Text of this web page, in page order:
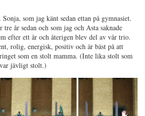
som jag känt sedan ettan på gymnasiet.
år sedan och som jag och Asta saknade
efter ett år och återigen blev del av vår trio.
rolig, energisk, positiv och är bäst på att
som en stolt mamma. (Inte lika stolt som
jävligt stolt.)